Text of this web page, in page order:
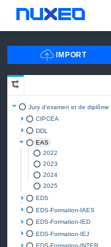
Jury d'examen et de diplôme
CIPCEA
DDL
EAS
2022
2023
2024
2025
EDS
EDS-Formation-IAES
EDS-Formation-IED
EDS-Formation-IEJ
EDS-Formation-INTER